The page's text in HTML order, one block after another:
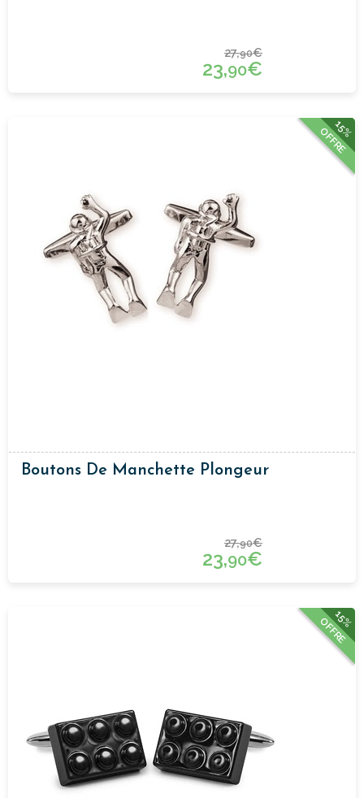
27,90€
23,90€
15%
OFFRE
Boutons De Manchette Plongeur
27,90€
23,90€
15%
OFFRE